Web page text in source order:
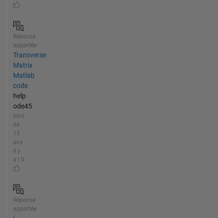
Réponse
apportée
Transverse
Matrix
Matlab
code
help
ode45
plus
de
13
ans
il y
a | 0
Réponse
apportée